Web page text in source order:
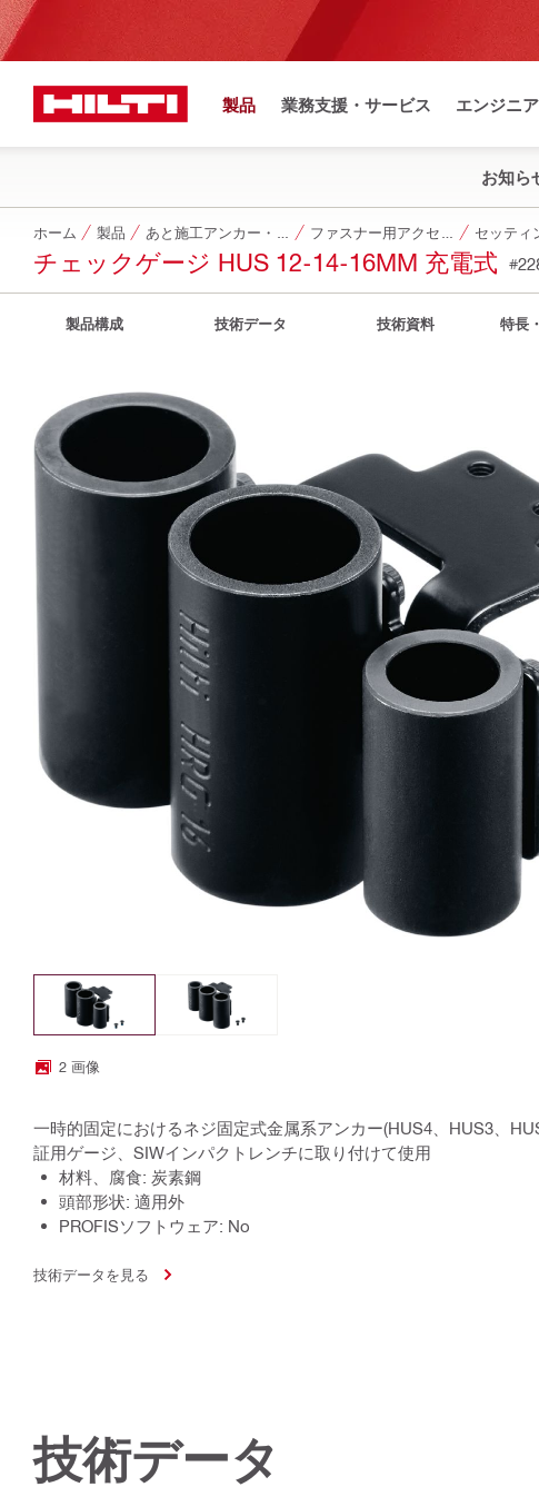
製品 業務支援・サービス エンジニ
お知ら
ホーム 製品 セッティ
チェックゲージ HUS 12-14-16MM 充電式
製品構成 技術データ 技術資料 特長
2 画像
一時的固定におけるネジ固定式金属系アンカー(HUS4、HUS3、
証用ゲージ、SIWインパクトレンチに取り付けて使用
材料、腐食: 炭素鋼
頭部形状: 適用外
PROFISソフトウェア: No
技術データを見る
技術データ